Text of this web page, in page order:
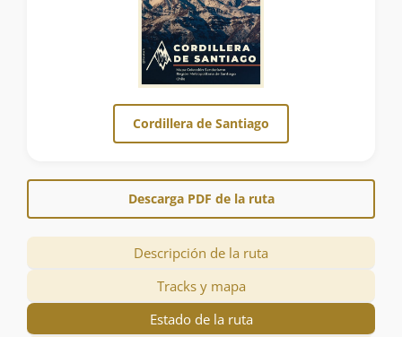
Cordillera de Santiago
Descarga PDF de la ruta
Descripción de la ruta
Tracks y mapa
Estado de la ruta